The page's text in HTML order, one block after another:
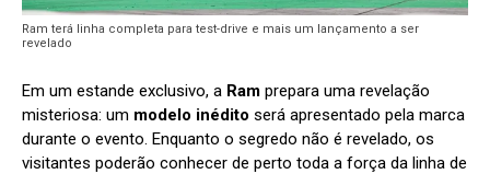
Ram terá linha completa para test-drive e mais um lançamento a ser
revelado
Em um estande exclusivo, a Ram prepara uma revelação
misteriosa: um modelo inédito será apresentado pela marca
durante o evento. Enquanto o segredo não é revelado, os
visitantes poderão conhecer de perto toda a força da linha de